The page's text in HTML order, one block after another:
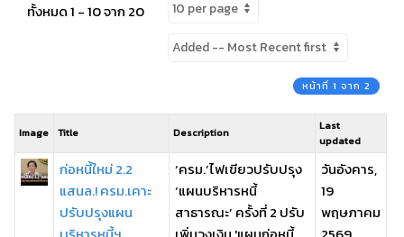
ทั้งหมด 1 - 10 จาก 20
หน้าที่ 1 จาก 2
Image Title Description
Last
updated
ก่อหนี้ใหม่ 2.2
แสนล.! ครม.เคาะ
ปรับปรุงแผน
‘ครม.’ไฟเขียวปรับปรุง
‘แผนบริหารหนี้
สาธารณะ’ ครั้งที่ 2 ปรับ
วันอังคาร,
19
พฤษภาคม